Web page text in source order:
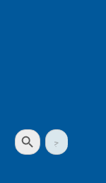
جستجو
برای:
دکمه جستجو